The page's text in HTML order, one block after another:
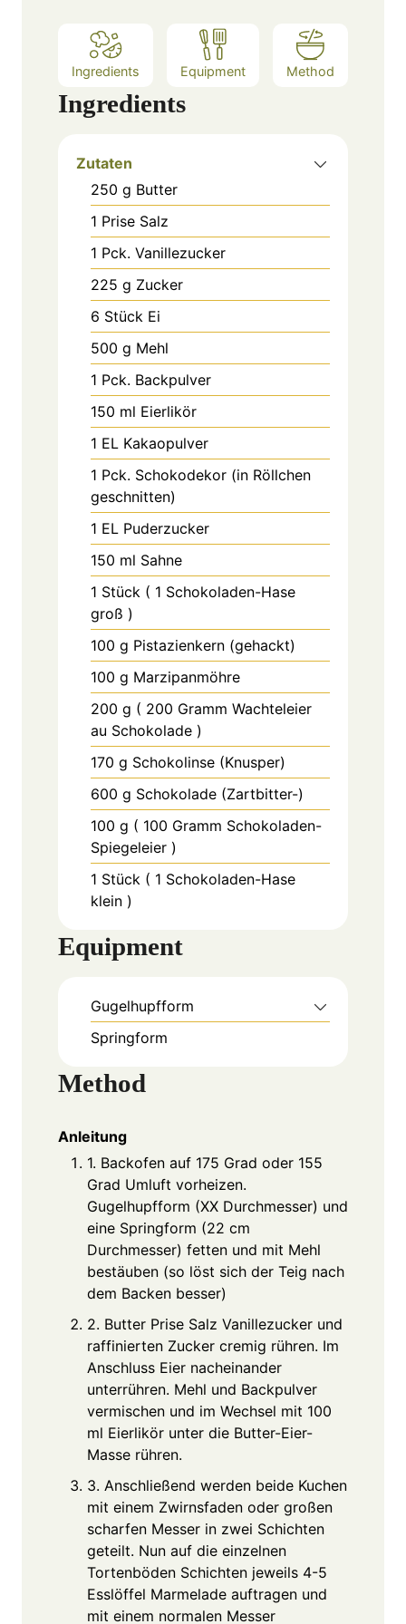
Ingredients Equipment Method
Ingredients
Zutaten
250 g Butter
1 Prise Salz
1 Pck. Vanillezucker
225 g Zucker
6 Stück Ei
500 g Mehl
1 Pck. Backpulver
150 ml Eierlikör
1 EL Kakaopulver
1 Pck. Schokodekor (in Röllchen
geschnitten)
1 EL Puderzucker
150 ml Sahne
1 Stück ( 1 Schokoladen-Hase
groß )
100 g Pistazienkern (gehackt)
100 g Marzipanmöhre
200 g ( 200 Gramm Wachteleier
au Schokolade )
170 g Schokolinse (Knusper)
600 g Schokolade (Zartbitter-)
100 g ( 100 Gramm Schokoladen-
Spiegeleier )
1 Stück ( 1 Schokoladen-Hase
klein )
Equipment
Gugelhupfform
Springform
Method
Anleitung
1. Backofen auf 175 Grad oder 155
Grad Umluft vorheizen.
Gugelhupfform (XX Durchmesser) und
eine Springform (22 cm
Durchmesser) fetten und mit Mehl
bestäuben (so löst sich der Teig nach
dem Backen besser)
2. Butter Prise Salz Vanillezucker und
raffinierten Zucker cremig rühren. Im
Anschluss Eier nacheinander
unterrühren. Mehl und Backpulver
vermischen und im Wechsel mit 100
ml Eierlikör unter die Butter-Eier-
Masse rühren.
3. Anschließend werden beide Kuchen
mit einem Zwirnsfaden oder großen
scharfen Messer in zwei Schichten
geteilt. Nun auf die einzelnen
Tortenböden Schichten jeweils 4-5
Esslöffel Marmelade auftragen und
mit einem normalen Messer